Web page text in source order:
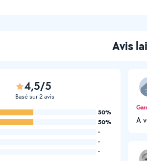
Avis
4,5/5
Basé sur 2 avis
50%
50%
-
-
-
A